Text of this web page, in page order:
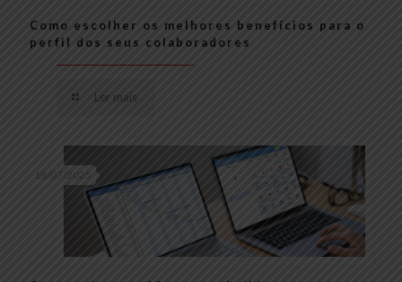
Como escolher os melhores benefícios para o
perfil dos seus colaboradores
Ler mais
18/07/2025